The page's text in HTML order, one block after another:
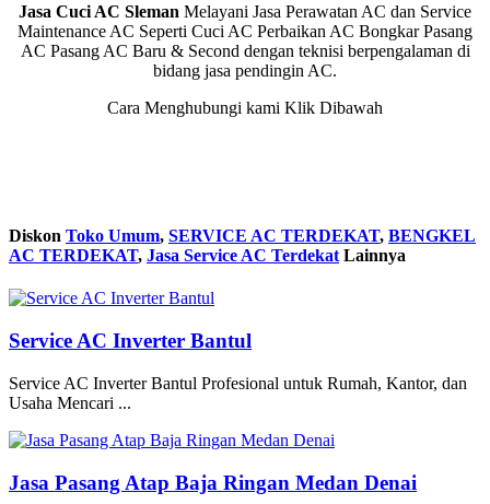
Jasa Cuci AC Sleman Melayani Jasa Perawatan AC dan Service
Maintenance AC Seperti Cuci AC Perbaikan AC Bongkar Pasang
AC Pasang AC Baru & Second dengan teknisi berpengalaman di
bidang jasa pendingin AC.
Cara Menghubungi kami Klik Dibawah
Diskon Toko Umum, SERVICE AC TERDEKAT, BENGKEL
AC TERDEKAT, Jasa Service AC Terdekat Lainnya
Service AC Inverter Bantul
Service AC Inverter Bantul Profesional untuk Rumah, Kantor, dan
Usaha Mencari ...
Jasa Pasang Atap Baja Ringan Medan Denai